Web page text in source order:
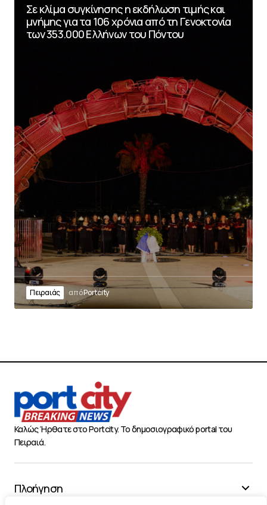
Σε κλίμα συγκίνησης η εκδήλωση τιμής και
μνήμης για τα 106 χρόνια από τη Γενοκτονία
των 353.000 Ελλήνων του Πόντου
Πειραιάς απόPortcity
Καλώς Ήρθατε στο Portcity. Το δημοσιογραφικό portal του
Πειραιά.
Πλοήγηση